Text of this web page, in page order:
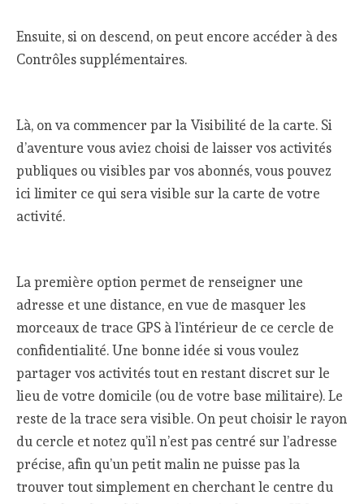
Ensuite, si on descend, on peut encore accéder à des
Contrôles supplémentaires.
Là, on va commencer par la Visibilité de la carte. Si
d’aventure vous aviez choisi de laisser vos activités
publiques ou visibles par vos abonnés, vous pouvez
ici limiter ce qui sera visible sur la carte de votre
activité.
La première option permet de renseigner une
adresse et une distance, en vue de masquer les
morceaux de trace GPS à l’intérieur de ce cercle de
confidentialité. Une bonne idée si vous voulez
partager vos activités tout en restant discret sur le
lieu de votre domicile (ou de votre base militaire). Le
reste de la trace sera visible. On peut choisir le rayon
du cercle et notez qu’il n’est pas centré sur l’adresse
précise, afin qu’un petit malin ne puisse pas la
trouver tout simplement en cherchant le centre du